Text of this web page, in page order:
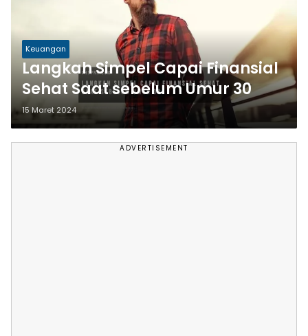
Keuangan
Langkah Simpel Capai Finansial
Sehat Saat sebelum Umur 30
15 Maret 2024
ADVERTISEMENT